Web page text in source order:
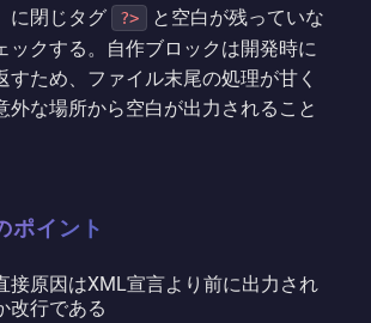
に閉じタグ
?>
と空白が残っていな
ックする。自作ブロックは開発時に
すため、ファイル末尾の処理が甘く
外な場所から空白が出力されること
ポイント
接原因はXML宣言より前に出力され
改行である